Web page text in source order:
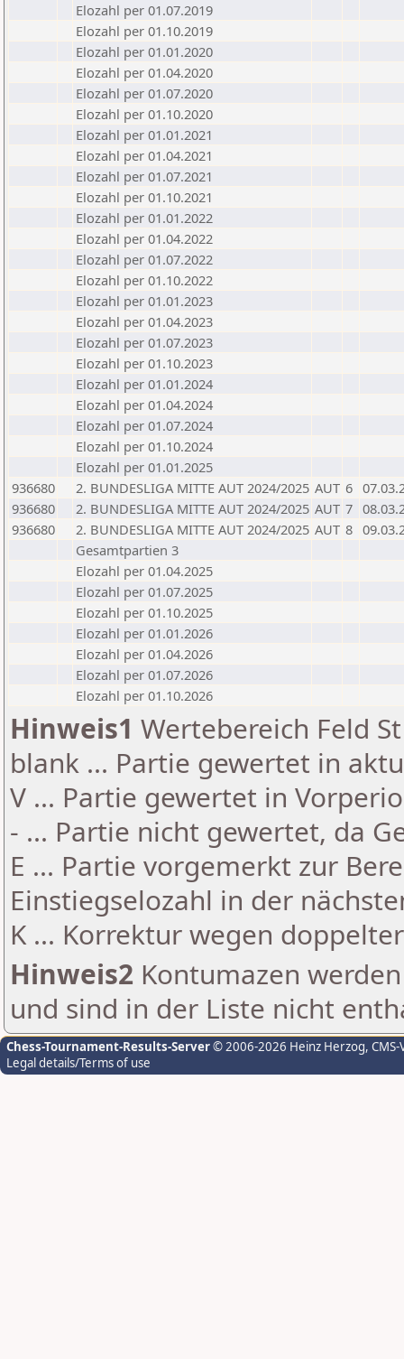
Elozahl per 01.07.2019
Elozahl per 01.10.2019
Elozahl per 01.01.2020
Elozahl per 01.04.2020
Elozahl per 01.07.2020
Elozahl per 01.10.2020
Elozahl per 01.01.2021
Elozahl per 01.04.2021
Elozahl per 01.07.2021
Elozahl per 01.10.2021
Elozahl per 01.01.2022
Elozahl per 01.04.2022
Elozahl per 01.07.2022
Elozahl per 01.10.2022
Elozahl per 01.01.2023
Elozahl per 01.04.2023
Elozahl per 01.07.2023
Elozahl per 01.10.2023
Elozahl per 01.01.2024
Elozahl per 01.04.2024
Elozahl per 01.07.2024
Elozahl per 01.10.2024
Elozahl per 01.01.2025
936680
2. BUNDESLIGA MITTE AUT 2024/2025 AUT 6
936680
2. BUNDESLIGA MITTE AUT 2024/2025 AUT 7
936680
2. BUNDESLIGA MITTE AUT 2024/2025 AUT 8
Gesamtpartien 3
Elozahl per 01.04.2025
Elozahl per 01.07.2025
Elozahl per 01.10.2025
Elozahl per 01.01.2026
Elozahl per 01.04.2026
Elozahl per 01.07.2026
Elozahl per 01.10.2026
Hinweis1 Wertebereich Feld
blank ... Partie gewertet in
V ... Partie gewertet in
- ... Partie nicht gewertet, da
E ... Partie vorgemerkt zur
Einstiegselozahl in der
K ... Korrektur wegen
Hinweis2 Kontumazen
und sind in der Liste nicht
Chess-Tournament-Results-Server© 2006-2026 Heinz Herzog,
Legal details/Terms of use